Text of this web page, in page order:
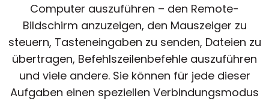
Computer auszuführen – den Remote-
Bildschirm anzuzeigen, den Mauszeiger zu
steuern, Tasteneingaben zu senden, Dateien zu
übertragen, Befehlszeilenbefehle auszuführen
und viele andere. Sie können für jede dieser
Aufgaben einen speziellen Verbindungsmodus
Verbindungsmethoden
Unbeaufsichtigter Zugriff
Active Directory-Unterstützung
Informationstechnologie